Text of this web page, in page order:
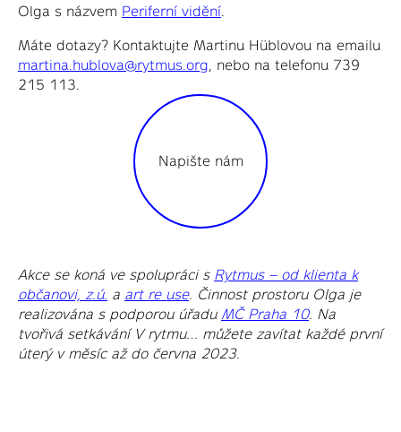
Olga s názvem Periferní vidění
Máte dotazy? Kontaktujte Martinu Hüblovou na emailu
martina.hublova@rytmus.org , nebo na telefonu 739
215 113.
Napište nám
Akce se koná ve spolupráci s Rytmus – od klienta k
občanovi, z.ú. a art re use. Činnost prostoru Olga je
realizována s podporou úřadu MČ Praha 10. Na
tvořivá setkávání V rytmu… můžete zavítat každé první
úterý v měsíc až do června 2023.